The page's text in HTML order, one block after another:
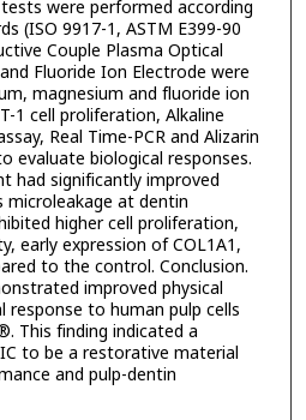
were performed according
(ISO 9917-1, ASTM E399-90
Couple Plasma Optical
Fluoride Ion Electrode were
magnesium and fluoride ion
1 cell proliferation, Alkaline
Real Time-PCR and Alizarin
evaluate biological responses.
had significantly improved
at dentin
higher cell proliferation,
early expression of COL1A1,
to the control. Conclusion.
improved physical
response to human pulp cells
This finding indicated a
to be a restorative material
and pulp-dentin